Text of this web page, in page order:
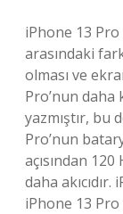
iPhone 13
arasındaki
olması ve
Pro’nun
yazmıştır, bu
Pro’nun
açısından
daha
iPhone 13